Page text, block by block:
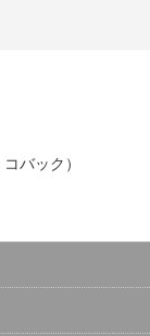
バック）